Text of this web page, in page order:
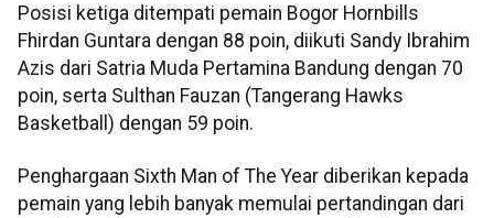
Posisi ketiga ditempati pemain Bogor Hornbills
Fhirdan Guntara dengan 88 poin, diikuti Sandy Ibrahim
Azis dari Satria Muda Pertamina Bandung dengan 70
poin, serta Sulthan Fauzan (Tangerang Hawks
Basketball) dengan 59 poin.
Penghargaan Sixth Man of The Year diberikan kepada
pemain yang lebih banyak memulai pertandingan dari